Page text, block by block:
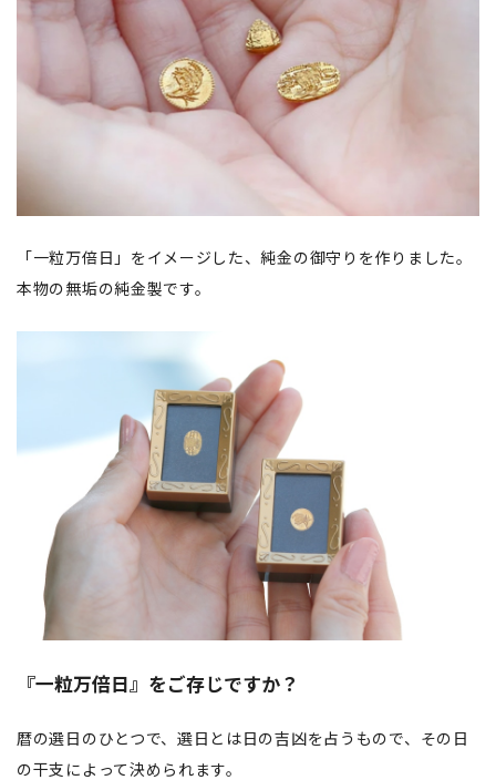
「一粒万倍日」をイメージした、純金の御守りを作りました。
本物の無垢の純金製です。
『一粒万倍日』をご存じですか？
暦の選日のひとつで、選日とは日の吉凶を占うもので、その日
の干支によって決められます。